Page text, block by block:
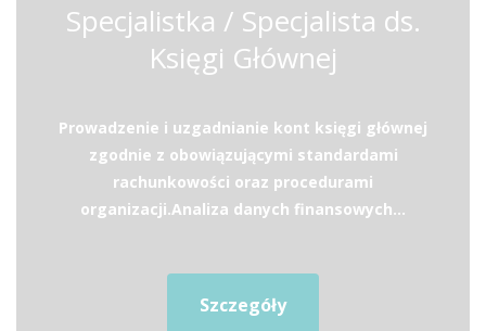
Specjalistka / Specjalista ds.
Księgi Głównej
Prowadzenie i uzgadnianie kont księgi głównej
zgodnie z obowiązującymi standardami
rachunkowości oraz procedurami
organizacji.Analiza danych finansowych...
Szczegóły